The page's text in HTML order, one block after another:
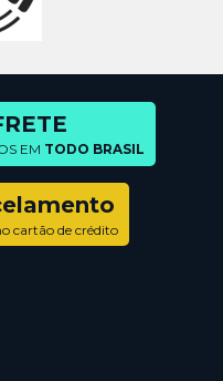
EM TODO BRASIL
cartão de crédito